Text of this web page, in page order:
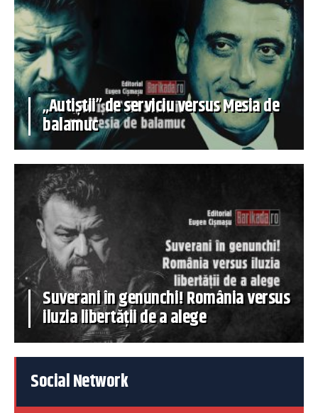
„Autiștii” de serviciu versus Mesia de
balamuc
Suverani în genunchi! România versus
iluzia libertății de a alege
Social Network